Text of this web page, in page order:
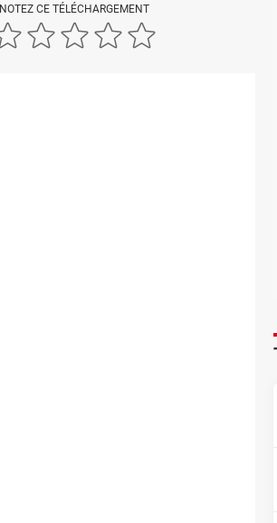
NOTEZ CE TÉLÉCHARGEMENT